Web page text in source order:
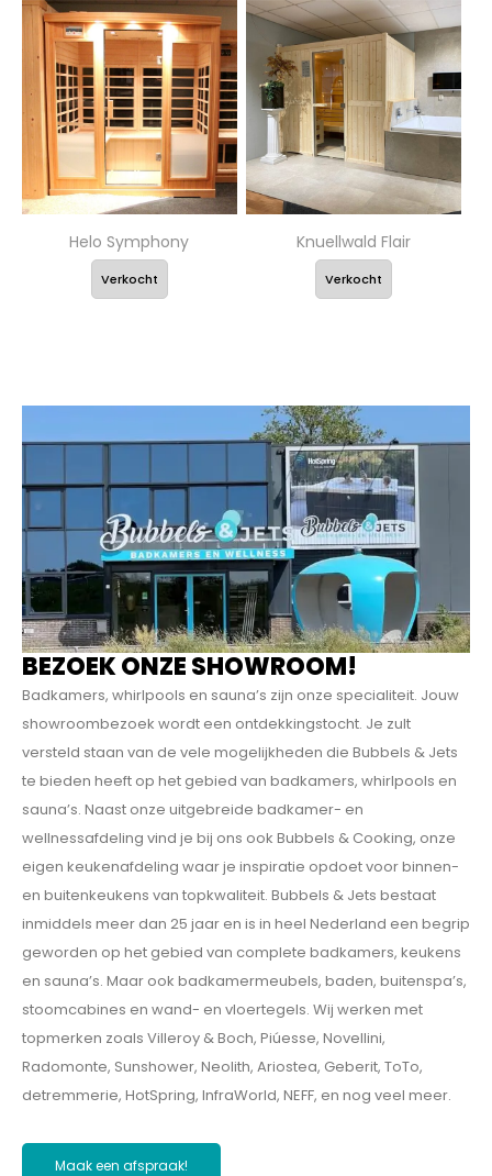
Helo Symphony
Verkocht
Knuellwald Flair
Verkocht
BEZOEK ONZE SHOWROOM!
Badkamers, whirlpools en sauna’s zijn onze specialiteit. Jouw
showroombezoek wordt een ontdekkings­tocht. Je zult
versteld staan van de vele mogelijkheden die Bubbels & Jets
te bieden heeft op het gebied van badkamers, whirlpools en
sauna’s. Naast onze uitgebreide badkamer- en
wellnessafdeling vind je bij ons ook Bubbels & Cooking, onze
eigen keukenafdeling waar je inspiratie opdoet voor binnen-
en buitenkeukens van topkwaliteit. Bubbels & Jets bestaat
inmiddels meer dan 25 jaar en is in heel Nederland een begrip
geworden op het gebied van complete badkamers, keukens
en sauna’s. Maar ook badkamermeubels, baden, buitenspa’s,
stoomcabines en wand- en vloertegels. Wij werken met
topmerken zoals Villeroy & Boch, Piúesse, Novellini,
Radomonte, Sunshower, Neolith, Ariostea, Geberit, ToTo,
detremmerie, HotSpring, InfraWorld, NEFF, en nog veel meer.
Maak een afspraak!